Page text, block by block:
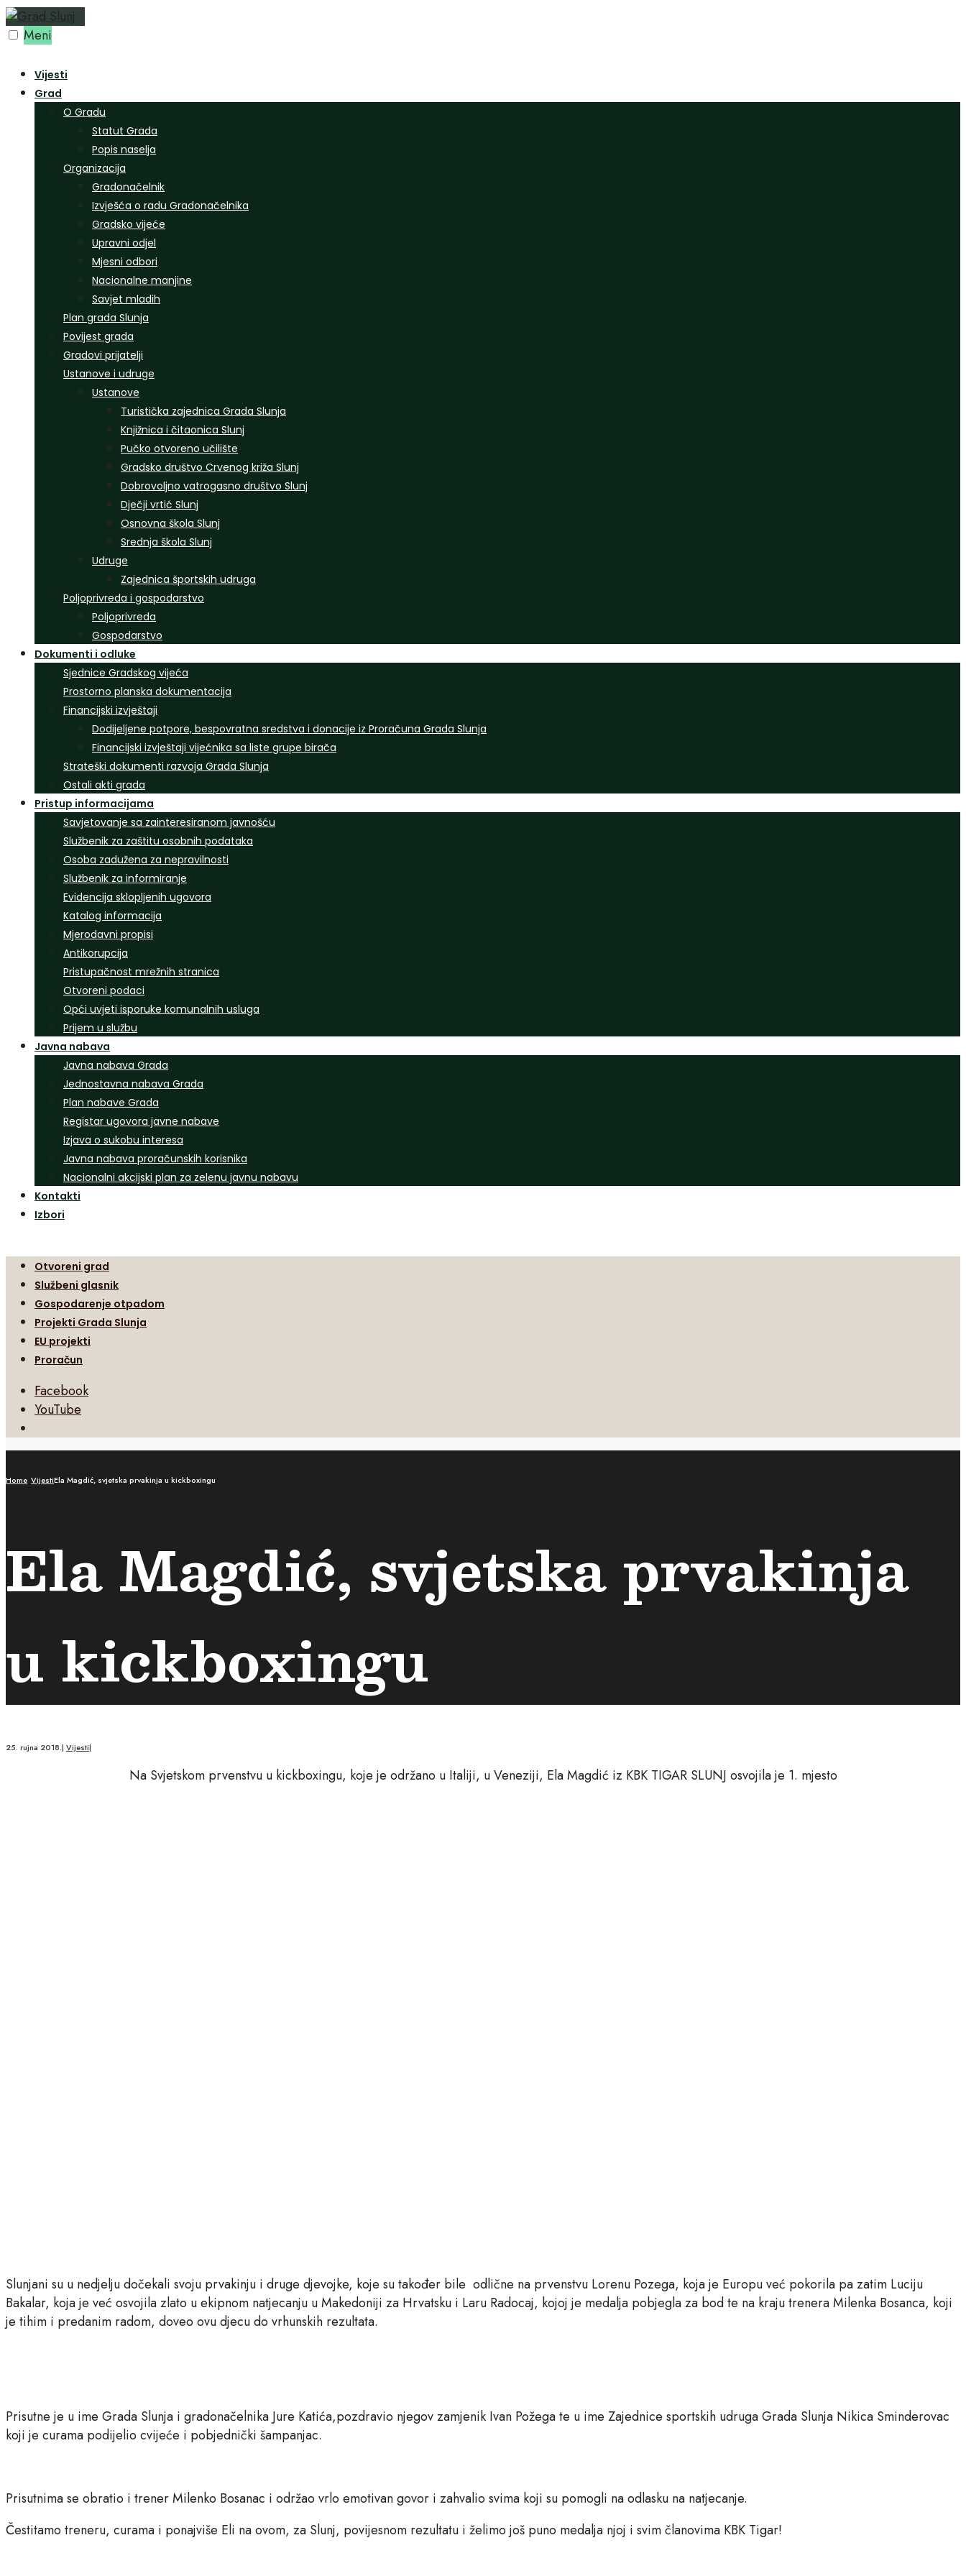
Preskoči
na Meni
Vijesti
Grad
O Gradu
Statut Grada
Popis naselja
Organizacija
Gradonačelnik
Izvješća o radu Gradonačelnika
Gradsko vijeće
Upravni odjel
Mjesni odbori
Nacionalne manjine
Savjet mladih
Plan grada Slunja
Povijest grada
Gradovi prijatelji
Ustanove i udruge
Ustanove
Turistička zajednica Grada Slunja
Knjižnica i čitaonica Slunj
Pučko otvoreno učilište
Gradsko društvo Crvenog križa Slunj
Dobrovoljno vatrogasno društvo Slunj
Dječji vrtić Slunj
Osnovna škola Slunj
Srednja škola Slunj
Udruge
Zajednica športskih udruga
Poljoprivreda i gospodarstvo
Poljoprivreda
Gospodarstvo
Dokumenti i odluke
Sjednice Gradskog vijeća
Prostorno planska dokumentacija
Financijski izvještaji
Dodijeljene potpore, bespovratna sredstva i donacije iz Proračuna Grada Slunja
Financijski izvještaji vijećnika sa liste grupe birača
Strateški dokumenti razvoja Grada Slunja
Ostali akti grada
Pristup informacijama
Savjetovanje sa zainteresiranom javnošću
Službenik za zaštitu osobnih podataka
Osoba zadužena za nepravilnosti
Službenik za informiranje
Evidencija sklopljenih ugovora
Katalog informacija
Mjerodavni propisi
Antikorupcija
Pristupačnost mrežnih stranica
Otvoreni podaci
Opći uvjeti isporuke komunalnih usluga
Prijem u službu
Javna nabava
Javna nabava Grada
Jednostavna nabava Grada
Plan nabave Grada
Registar ugovora javne nabave
Izjava o sukobu interesa
Javna nabava proračunskih korisnika
Nacionalni akcijski plan za zelenu javnu nabavu
Kontakti
Izbori
Otvoreni grad
Službeni glasnik
Gospodarenje otpadom
Projekti Grada Slunja
EU projekti
Proračun
Facebook
YouTube
Search
Home VijestiEla Magdić, svjetska prvakinja u kickboxingu
Ela Magdić, svjetska prvakinja
u kickboxingu
25. rujna 2018.| Vijesti|
Na Svjetskom prvenstvu u kickboxingu, koje je održano u Italiji, u Veneziji, Ela Magdić iz KBK TIGAR SLUNJ osvojila je 1. mjesto
Slunjani su u nedjelju dočekali svoju prvakinju i druge djevojke, koje su također bile odlične na prvenstvu Lorenu Pozega, koja je Europu već pokorila pa zatim Luciju
Bakalar, koja je već osvojila zlato u ekipnom natjecanju u Makedoniji za Hrvatsku i Laru Radocaj, kojoj je medalja pobjegla za bod te na kraju trenera Milenka Bosanca, koji
je tihim i predanim radom, doveo ovu djecu do vrhunskih rezultata.
Prisutne je u ime Grada Slunja i gradonačelnika Jure Katića,pozdravio njegov zamjenik Ivan Požega te u ime Zajednice sportskih udruga Grada Slunja Nikica Sminderovac
koji je curama podijelio cvijeće i pobjednički šampanjac.
Prisutnima se obratio i trener Milenko Bosanac i održao vrlo emotivan govor i zahvalio svima koji su pomogli na odlasku na natjecanje.
Čestitamo treneru, curama i ponajviše Eli na ovom, za Slunj, povijesnom rezultatu i želimo još puno medalja njoj i svim članovima KBK Tigar!